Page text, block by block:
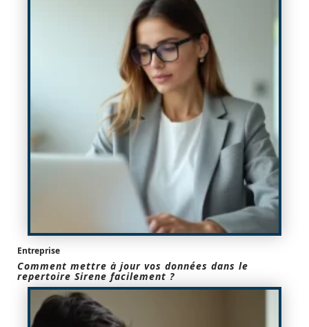
Entreprise
Comment mettre à jour vos données dans le
repertoire Sirene facilement ?